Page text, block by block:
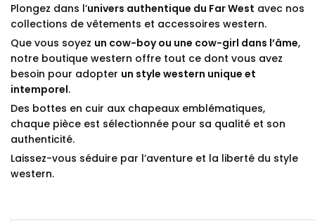
Plongez dans l’univers authentique du Far West avec nos
collections de vêtements et accessoires western.
Que vous soyez un cow-boy ou une cow-girl dans l’âme,
notre boutique western offre tout ce dont vous avez
besoin pour adopter un style western unique et
intemporel.
Des bottes en cuir aux chapeaux emblématiques,
chaque pièce est sélectionnée pour sa qualité et son
authenticité.
Laissez-vous séduire par l’aventure et la liberté du style
western.